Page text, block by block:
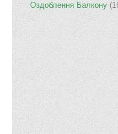
Оздоблення Балкону